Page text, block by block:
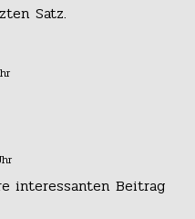
Satz.
interessanten Beitrag